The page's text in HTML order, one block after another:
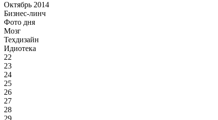
Октябрь 2014
Бизнес-линч
Фото дня
Мозг
Техдизайн
Идиотека
22
23
24
25
26
27
28
29